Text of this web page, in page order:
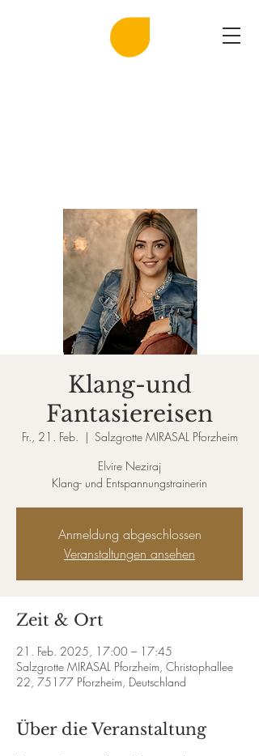
Klang-und
Fantasiereisen
Fr., 21. Feb.
  |
Salzgrotte MIRASAL Pforzheim
Elvire Neziraj
Klang- und Entspannungstrainerin
Anmeldung abgeschlossen
Veranstaltungen ansehen
Zeit & Ort
21. Feb. 2025, 17:00 – 17:45
Salzgrotte MIRASAL Pforzheim, Christophallee
22, 75177 Pforzheim, Deutschland
Über die Veranstaltung